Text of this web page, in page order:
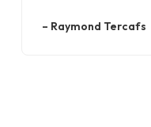
– Raymond Tercafs